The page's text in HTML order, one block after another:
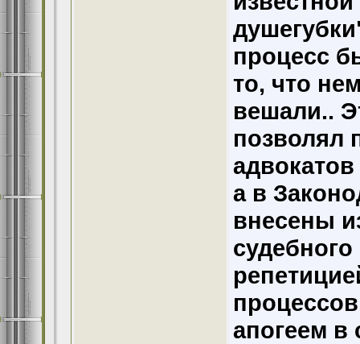
процесс
то, что
вешали..
позволял
а в
внесены
апогеем в